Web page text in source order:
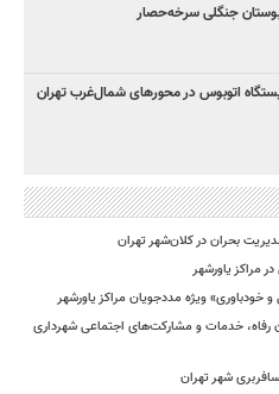
بحران در کلان‌شهر تهران
مراکز یاورشهر
خودباوری» ویژه مددجویان مراکز یاورشهر
خدمات و مشارکت‌های اجتماعی شهرداری